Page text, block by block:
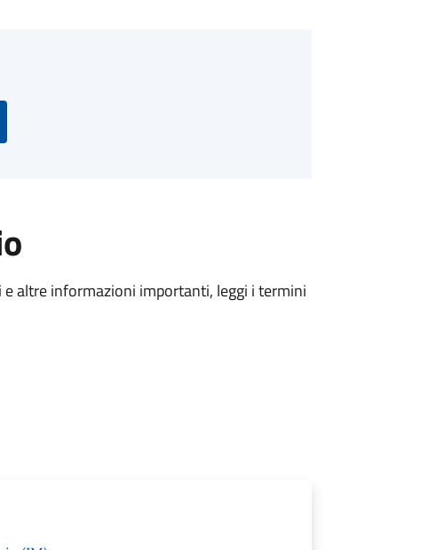
altre informazioni importanti, leggi i termini